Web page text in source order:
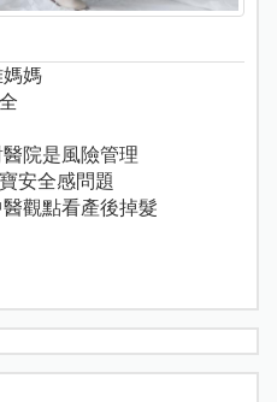
媽
院是風險管理
安全感問題
觀點看產後掉髮